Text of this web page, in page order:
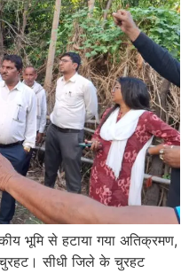
भूमि से हटाया गया अतिक्रमण,
चुरहट। सीधी जिले के चुरहट